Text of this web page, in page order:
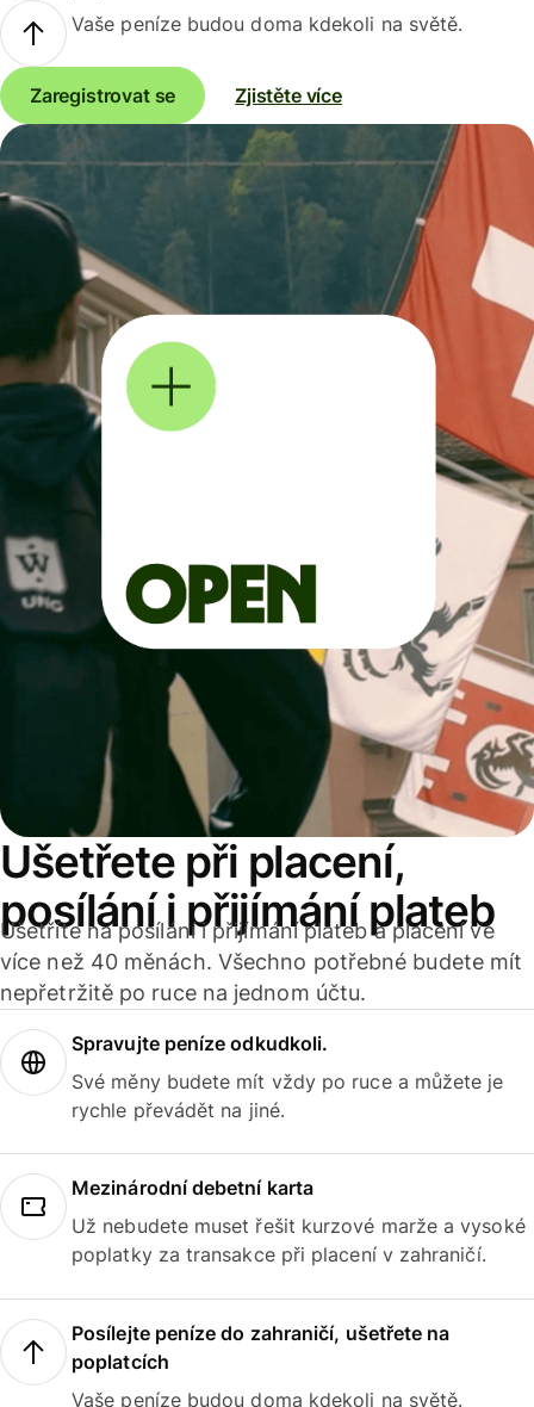
Vaše peníze budou doma kdekoli na světě.
Zaregistrovat se Zjistěte více
Ušetřete při placení,
posílání i přijímání plateb
Ušetříte na posílání i přijímání plateb a placení ve
více než 40 měnách. Všechno potřebné budete mít
nepřetržitě po ruce na jednom účtu.
Spravujte peníze odkudkoli.
Své měny budete mít vždy po ruce a můžete je
rychle převádět na jiné.
Mezinárodní debetní karta
Už nebudete muset řešit kurzové marže a vysoké
poplatky za transakce při placení v zahraničí.
Posílejte peníze do zahraničí, ušetřete na
poplatcích
Vaše peníze budou doma kdekoli na světě.